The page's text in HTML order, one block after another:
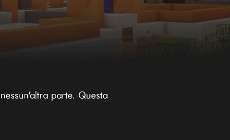
parte. Questa